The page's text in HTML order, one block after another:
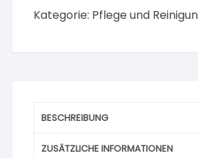
Kategorie: Pflege und
BESCHREIBUNG
ZUSÄTZLICHE INFORMATIONEN